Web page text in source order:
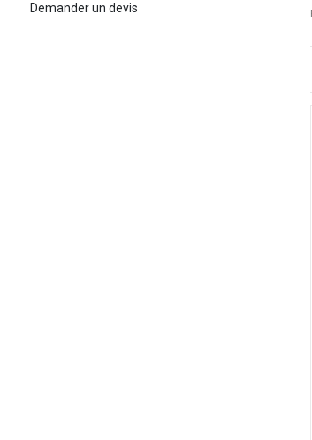
Demander un devis